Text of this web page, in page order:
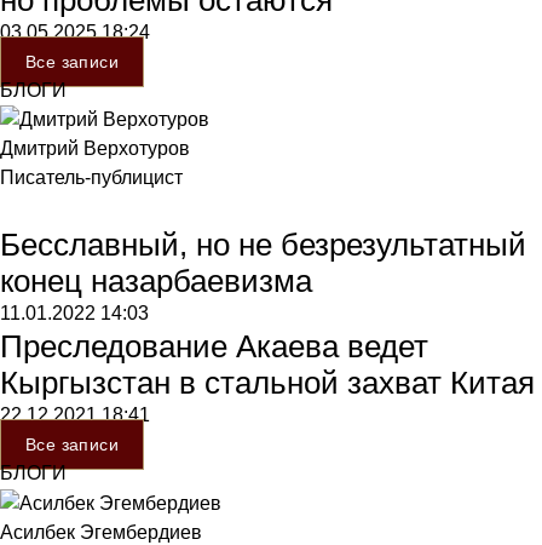
03.05.202518:24
Все записи
БЛОГИ
Дмитрий Верхотуров
Писатель-публицист
Бесславный, но не безрезультатный
конец назарбаевизма
11.01.2022 14:03
Преследование Акаева ведет
Кыргызстан в стальной захват Китая
22.12.202118:41
Все записи
БЛОГИ
Асилбек Эгембердиев